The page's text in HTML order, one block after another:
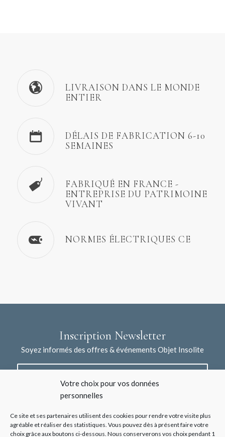
Votre choix pour vos données
personnelles
Ce site et ses partenaires utilisent des cookies pour rendre votre visite plus
agréable et réaliser des statistiques. Vous pouvez dès à présent faire votre
choix grâce aux boutons ci-dessous. Nous conserverons vos choix pendant 1
LIVRAISON DANS LE MONDE
ENTIER
DÉLAIS DE FABRICATION 6-10
SEMAINES
FABRIQUÉ EN FRANCE -
ENTREPRISE DU PATRIMOINE
VIVANT
NORMES ÉLECTRIQUES CE
Inscription Newsletter
Soyez informés des offres & événements Objet Insolite